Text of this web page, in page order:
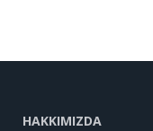
HAKKIMIZDA